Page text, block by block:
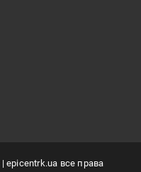
| epicentrk.ua все права